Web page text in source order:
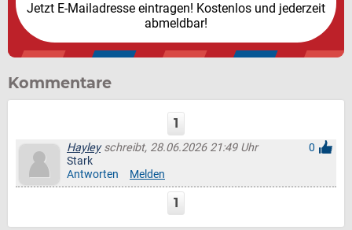
Jetzt E-Mailadresse eintragen! Kostenlos und jederzeit
abmeldbar!
Kommentare
1
Hayleyschreibt, 28.06.2026 21:49 Uhr
0
Stark
Antworten
Melden
1